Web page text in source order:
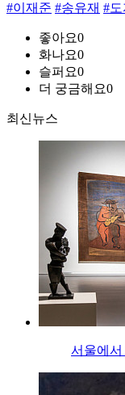
#이재준 #송유재 #도
좋아요0
화나요0
슬퍼요0
더 궁금해요0
최신뉴스
서울에서